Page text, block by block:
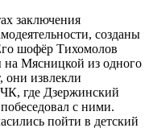
заключения
созданы
шофёр Тихомолов
на Мясницкой из одного
они извлекли
где Дзержинский
с ними.
пойти в детский